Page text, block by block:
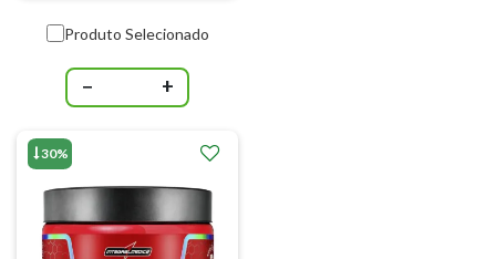
Produto Selecionado
− +
30%